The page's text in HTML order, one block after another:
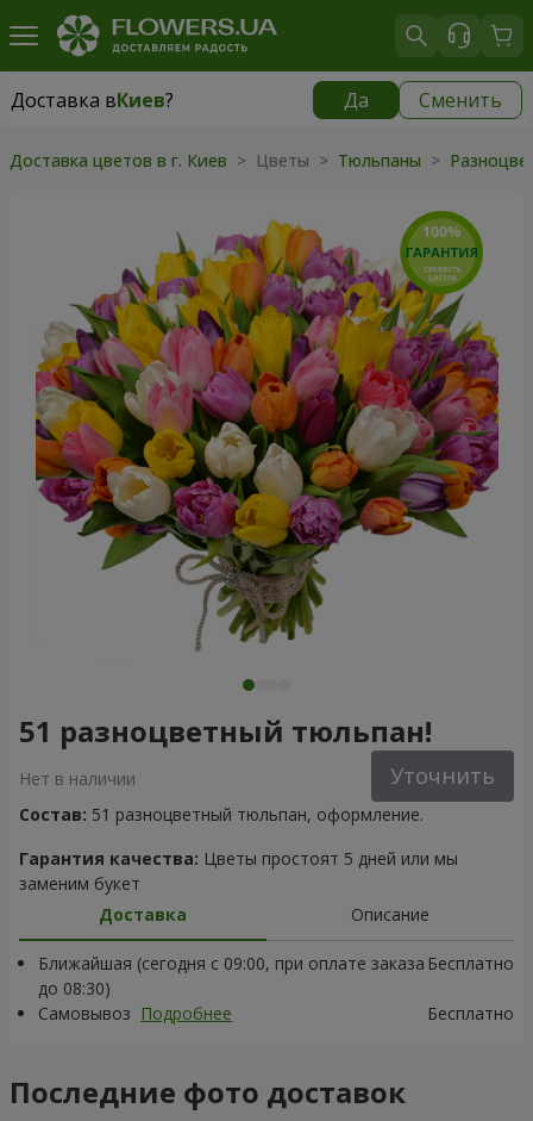
Доставка вКиев? Да Сменить
Доставка вКиев
Доставка цветов в г. Киев > Цветы > Тюльпаны >
51 разноцветный тюльпан!
Нет в наличии Уточнить
Состав: 51 разноцветный тюльпан, оформление.
Гарантия качества: Цветы простоят 5 дней или мы
заменим букет
Доставка
Описание
Ближайшая (сегодня с 09:00, при оплате заказа
до 08:30)
Бесплатно
Самовывоз Подробнее Бесплатно
Последние фото доставок